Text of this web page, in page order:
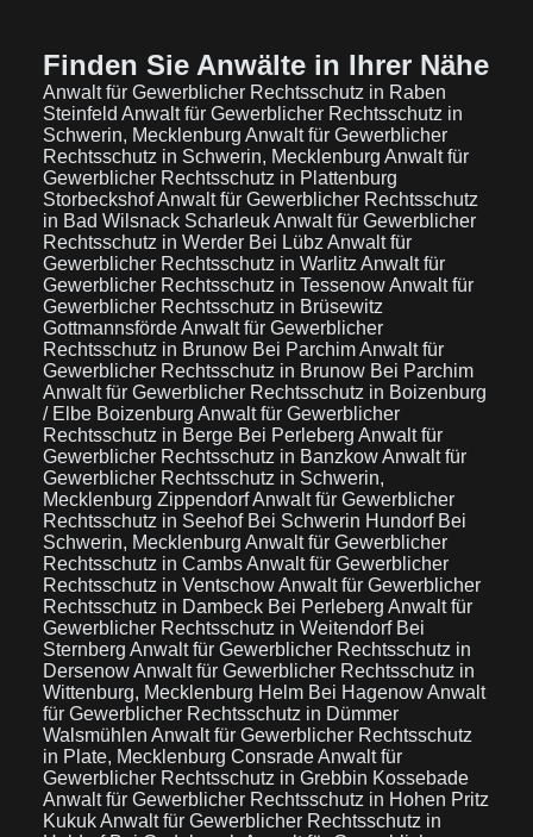
Finden Sie Anwälte in Ihrer Nähe
Anwalt für Gewerblicher Rechtsschutz in Raben
Steinfeld Anwalt für Gewerblicher Rechtsschutz in
Schwerin, Mecklenburg Anwalt für Gewerblicher
Rechtsschutz in Schwerin, Mecklenburg Anwalt für
Gewerblicher Rechtsschutz in Plattenburg
StorbeckshofAnwalt für Gewerblicher Rechtsschutz
in Bad Wilsnack ScharleukAnwalt für Gewerblicher
Rechtsschutz in Werder Bei Lübz Anwalt für
Gewerblicher Rechtsschutz in Warlitz Anwalt für
Gewerblicher Rechtsschutz in TessenowAnwalt für
Gewerblicher Rechtsschutz in Brüsewitz
GottmannsfördeAnwalt für Gewerblicher
Rechtsschutz in Brunow Bei ParchimAnwalt für
Gewerblicher Rechtsschutz in Brunow Bei Parchim
Anwalt für Gewerblicher Rechtsschutz in Boizenburg
/ Elbe Boizenburg Anwalt für Gewerblicher
Rechtsschutz in Berge Bei Perleberg Anwalt für
Gewerblicher Rechtsschutz in BanzkowAnwalt für
Gewerblicher Rechtsschutz in Schwerin,
Mecklenburg ZippendorfAnwalt für Gewerblicher
Rechtsschutz in Seehof Bei Schwerin Hundorf Bei
Schwerin, Mecklenburg Anwalt für Gewerblicher
Rechtsschutz in CambsAnwalt für Gewerblicher
Rechtsschutz in VentschowAnwalt für Gewerblicher
Rechtsschutz in Dambeck Bei Perleberg Anwalt für
Gewerblicher Rechtsschutz in Weitendorf Bei
Sternberg Anwalt für Gewerblicher Rechtsschutz in
DersenowAnwalt für Gewerblicher Rechtsschutz in
Wittenburg, Mecklenburg Helm Bei HagenowAnwalt
für Gewerblicher Rechtsschutz in Dümmer
Walsmühlen Anwalt für Gewerblicher Rechtsschutz
in Plate, Mecklenburg ConsradeAnwalt für
Gewerblicher Rechtsschutz in Grebbin Kossebade
Anwalt für Gewerblicher Rechtsschutz in Hohen Pritz
KukukAnwalt für Gewerblicher Rechtsschutz in